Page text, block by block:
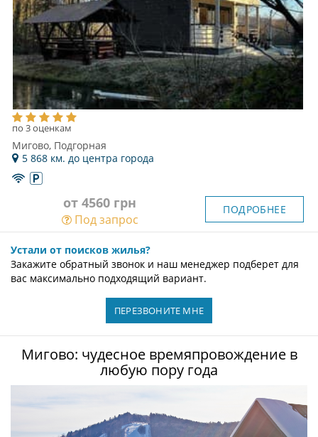
по 3 оценкам
Мигово, Подгорная
5 868 км. до центра города
от 4560 грн
Под запрос
ПОДРОБНЕЕ
Устали от поисков жилья?
Закажите обратный звонок и наш менеджер подберет для
вас максимально подходящий вариант.
ПЕРЕЗВОНИТЕ МНЕ
Мигово: чудесное времяпровождение в
любую пору года